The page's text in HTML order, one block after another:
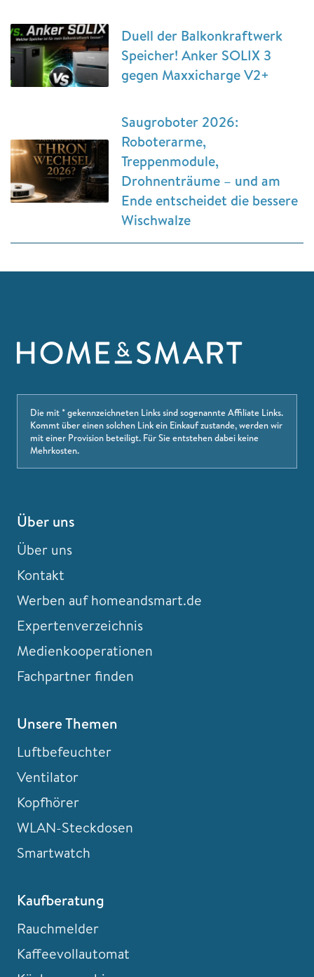
Duell der Balkonkraftwerk
Speicher! Anker SOLIX 3
gegen Maxxicharge V2+
Saugroboter 2026:
Roboterarme,
Treppenmodule,
Drohnenträume – und am
Ende entscheidet die bessere
Wischwalze
Die mit * gekennzeichneten Links sind sogenannte Affiliate Links.
Kommt über einen solchen Link ein Einkauf zustande, werden wir
mit einer Provision beteiligt. Für Sie entstehen dabei keine
Mehrkosten.
Über uns
Über uns
Kontakt
Werben auf homeandsmart.de
Expertenverzeichnis
Medienkooperationen
Fachpartner finden
Unsere Themen
Luftbefeuchter
Ventilator
Kopfhörer
WLAN-Steckdosen
Smartwatch
Kaufberatung
Rauchmelder
Kaffeevollautomat